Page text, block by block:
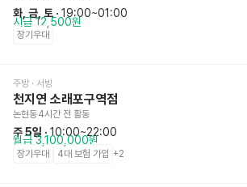
화, 금, 토 · 19:00~01:00
시급 12,500원
장기우대
주방 · 서빙
천지연 소래포구역점
논현동4시간 전 활동
주 5일 · 10:00~22:00
월급 3,100,000원
장기우대 4대 보험 가입 +2